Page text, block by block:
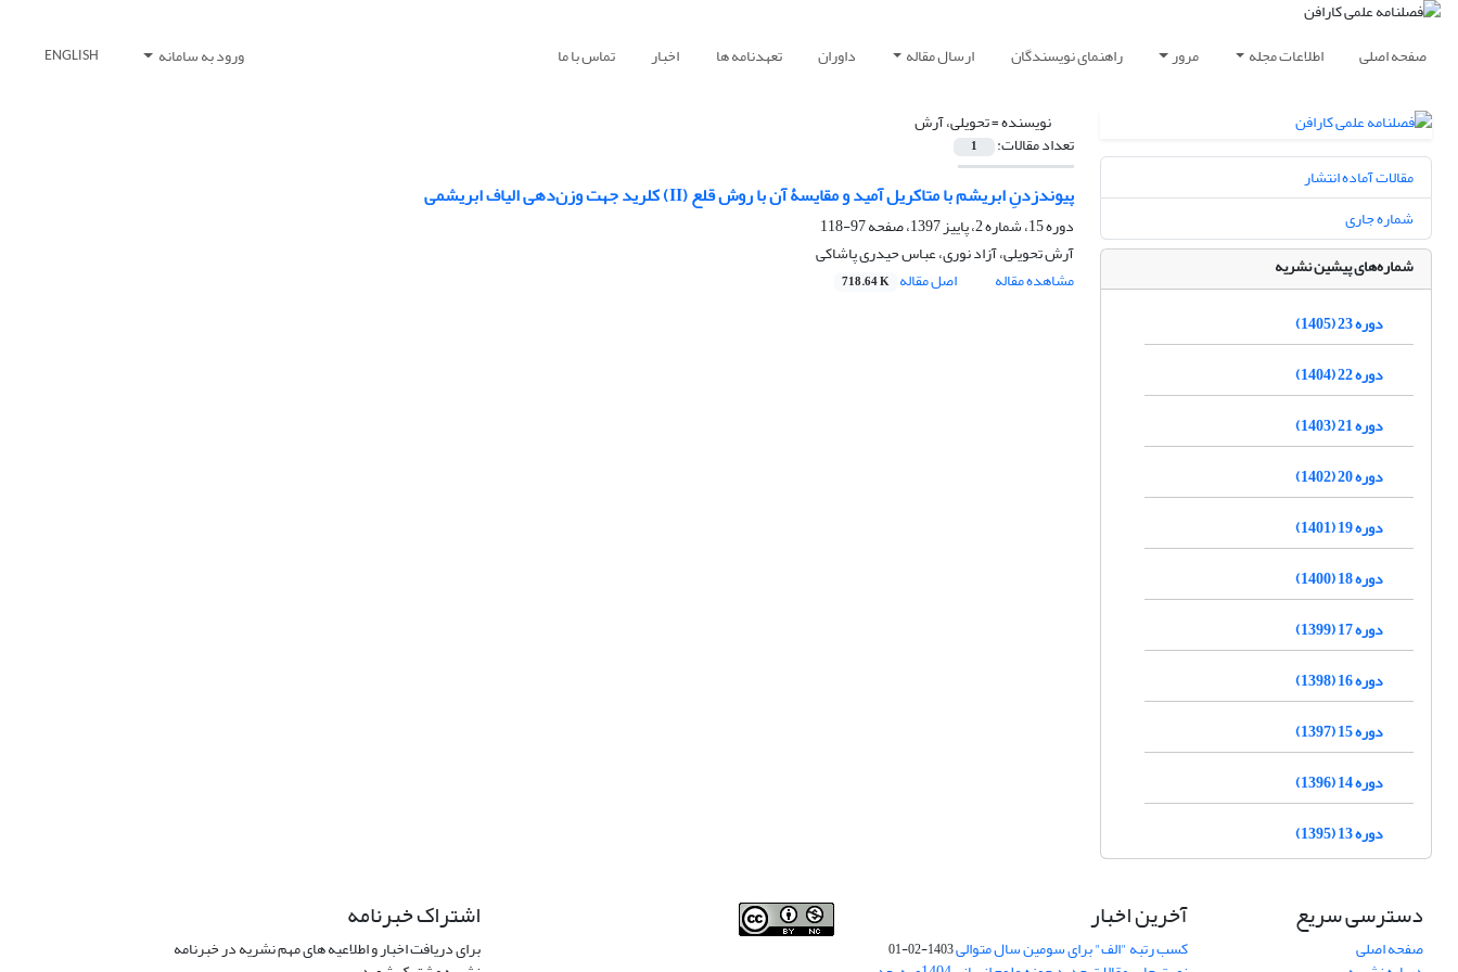
صفحه اصلی اطلاعات مجله مرور راهنمای نویسندگان ارسال مقاله داوران تعهدنامه ها اخبار تماس با ما ورود به سامانه ENGLISH
نویسنده =تحویلی، آرش
تعداد مقالات: 1
پیوندزدنِ ابریشم با متاکریل آمید و مقایسۀ آن با روش قلع (II) کلرید جهت وزن‌دهی الیاف ابریشمی
دوره 15، شماره 2، پاییز 1397، صفحه
97-118
آرش تحویلی، آزاد نوری، عباس حیدری پاشاکی
مشاهده مقاله
اصل مقاله 718.64 K
مقالات آماده انتشار
شماره جاری
شماره‌های پیشین نشریه
دوره 23 (1405)
دوره 22 (1404)
دوره 21 (1403)
دوره 20 (1402)
دوره 19 (1401)
دوره 18 (1400)
دوره 17 (1399)
دوره 16 (1398)
دوره 15 (1397)
دوره 14 (1396)
دوره 13 (1395)
دسترسی سریع
صفحه اصلی
آخرین اخبار
کسب رتبه "الف" برای سومین سال متوالی1403-02-01
اشتراک خبرنامه
برای دریافت اخبار و اطلاعیه های مهم نشریه در خبرنامه